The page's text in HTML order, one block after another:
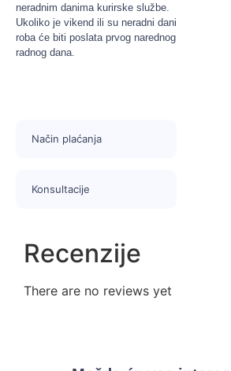
neradnim danima kurirske službe.
Ukoliko je vikend ili su neradni dani
roba će biti poslata prvog narednog
radnog dana.
Način plaćanja
Konsultacije
Recenzije
There are no reviews yet